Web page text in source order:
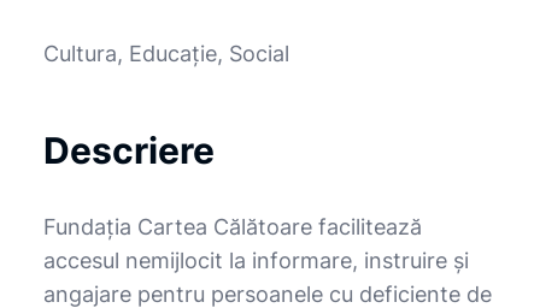
Cultura, Educație, Social
Descriere
Fundaţia Cartea Călătoare facilitează
accesul nemijlocit la informare, instruire şi
angajare pentru persoanele cu deficiente de